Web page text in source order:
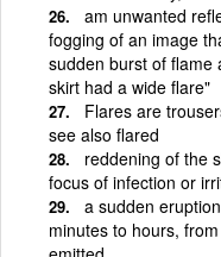
am unwanted
fogging of an image
sudden burst of flame
skirt had a wide flare"
Flares are
see also flared
reddening of the
focus of infection or
a sudden
minutes to hours,